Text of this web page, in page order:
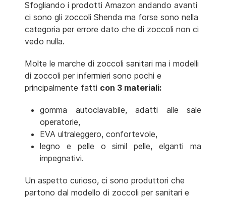
Sfogliando i prodotti Amazon andando avanti
ci sono gli zoccoli Shenda ma forse sono nella
categoria per errore dato che di zoccoli non ci
vedo nulla.
Molte le marche di zoccoli sanitari ma i modelli
di zoccoli per infermieri sono pochi e
principalmente fatti con 3 materiali:
gomma autoclavabile, adatti alle sale
operatorie,
EVA ultraleggero, confortevole,
legno e pelle o simil pelle, elganti ma
impegnativi.
Un aspetto curioso, ci sono produttori che
partono dal modello di zoccoli per sanitari e